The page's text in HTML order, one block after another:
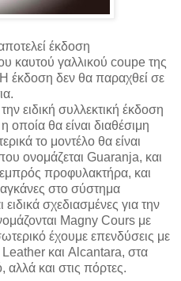
έκδοση
καυτού γαλλικού coupe της
έκδοση δεν θα παραχθεί σε
ειδική συλλεκτική έκδοση
θα είναι διαθέσιμη
το μοντέλο θα είναι
ονομάζεται Guaranja, και
προφυλακτήρα, και
στο σύστημα
ειδικά σχεδιασμένες για την
Magny Cours με
έχουμε επενδύσεις με
και Alcantara, στα
και στις πόρτες.